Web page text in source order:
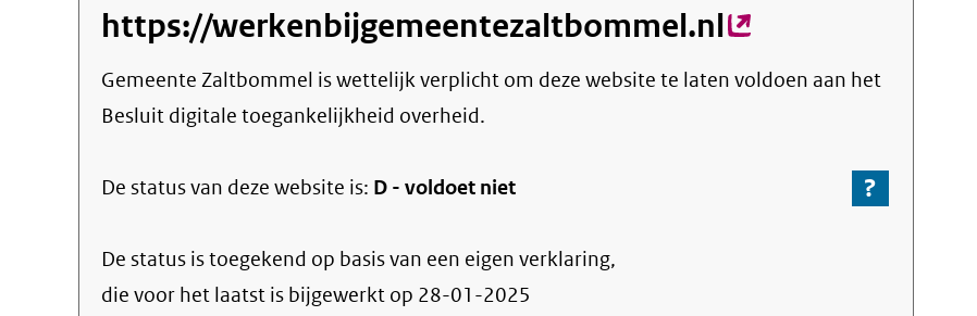
https://werkenbijgemeentezaltbommel.nl(externe
link)
Gemeente Zaltbommel is wettelijk verplicht om deze website te laten voldoen aan het
Besluit digitale toegankelijkheid overheid.
De status van deze website is: D - voldoet niet ?
Ga
De status is toegekend op basis van een eigen verklaring,
die voor het laatst is bijgewerkt op 28-01-2025